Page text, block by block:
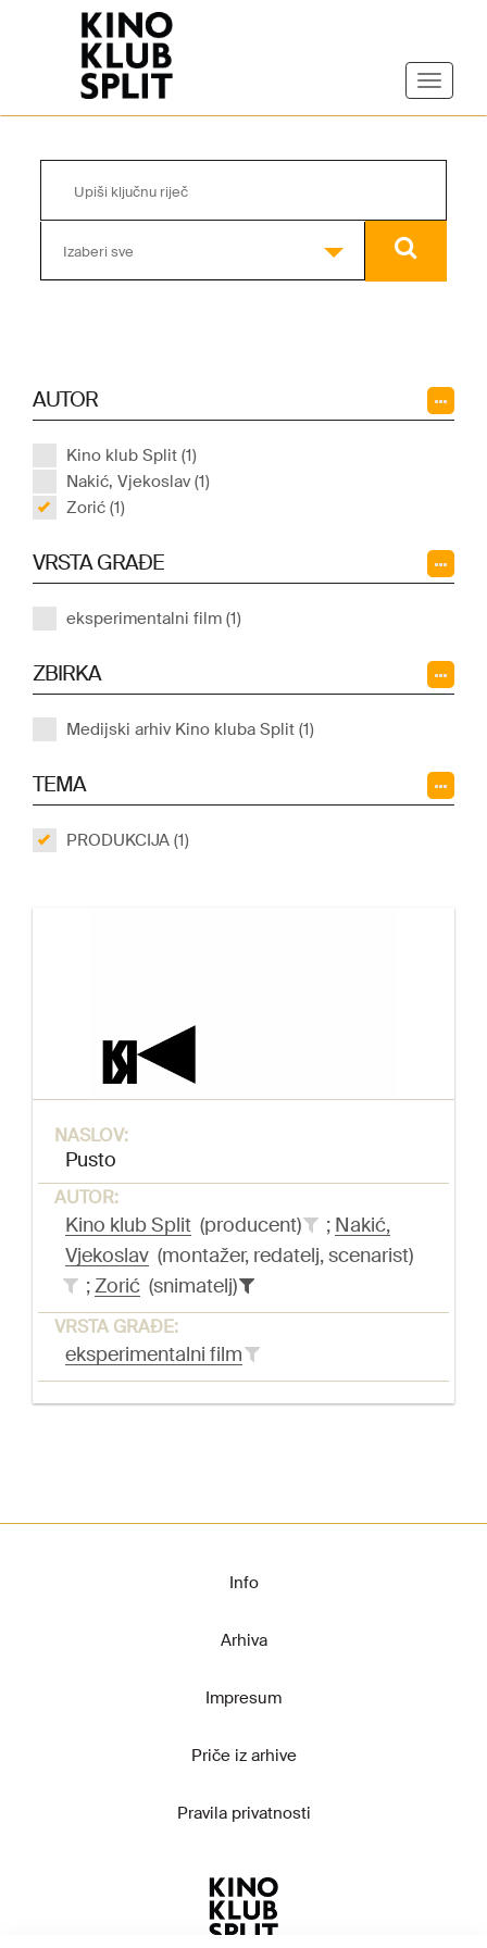
Izaberi sve
AUTOR
Kino klub Split (1)
Nakić, Vjekoslav (1)
Zorić (1)
VRSTA GRAĐE
eksperimentalni film (1)
ZBIRKA
Medijski arhiv Kino kluba Split (1)
TEMA
PRODUKCIJA (1)
NASLOV:
Pusto
AUTOR:
Kino klub Split (producent) ; Nakić,
Vjekoslav (montažer, redatelj, scenarist)
;Zorić (snimatelj)
VRSTA GRAĐE:
eksperimentalni film
Info
Arhiva
Impresum
Priče iz arhive
Pravila privatnosti